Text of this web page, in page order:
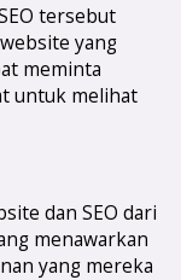
tersebut
yang
meminta
untuk melihat
dan SEO dari
menawarkan
yang mereka